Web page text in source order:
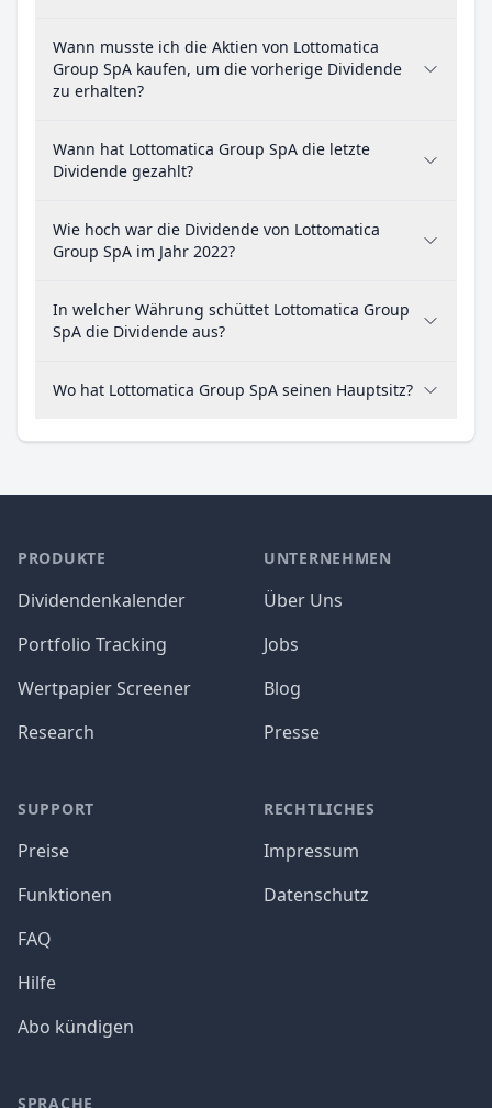
Wann musste ich die Aktien von Lottomatica
Group SpA kaufen, um die vorherige Dividende
zu erhalten?
Wann hat Lottomatica Group SpA die letzte
Dividende gezahlt?
Wie hoch war die Dividende von Lottomatica
Group SpA im Jahr 2022?
In welcher Währung schüttet Lottomatica Group
SpA die Dividende aus?
Wo hat Lottomatica Group SpA seinen Hauptsitz?
PRODUKTE
Dividendenkalender
Portfolio Tracking
Wertpapier Screener
Research
SUPPORT
Preise
Funktionen
FAQ
Hilfe
Abo kündigen
UNTERNEHMEN
Über Uns
Jobs
Blog
Presse
RECHTLICHES
Impressum
Datenschutz
SPRACHE